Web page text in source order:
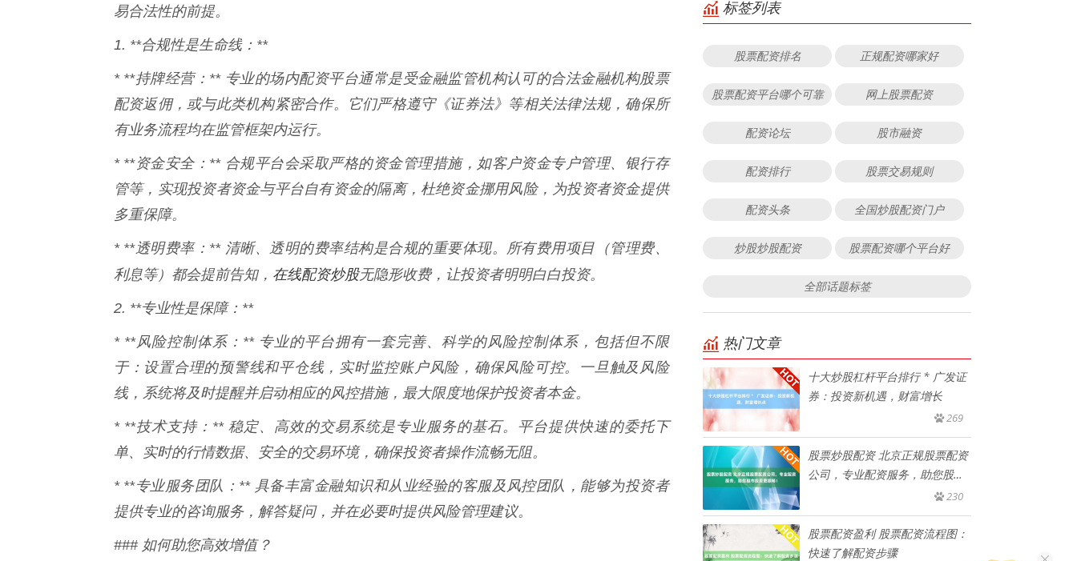
易合法性的前提。
1. **合规性是生命线：**
* **持牌经营：** 专业的场内配资平台通常是受金融监管机构认可的合法金融机构股票
配资返佣，或与此类机构紧密合作。它们严格遵守《证券法》等相关法律法规，确保所
有业务流程均在监管框架内运行。
* **资金安全：** 合规平台会采取严格的资金管理措施，如客户资金专户管理、银行存
管等，实现投资者资金与平台自有资金的隔离，杜绝资金挪用风险，为投资者资金提供
多重保障。
* **透明费率：** 清晰、透明的费率结构是合规的重要体现。所有费用项目（管理费、
利息等）都会提前告知， 在线配资炒股无隐形收费，让投资者明明白白投资。
2. **专业性是保障：**
* **风险控制体系：** 专业的平台拥有一套完善、科学的风险控制体系，包括但不限
于：设置合理的预警线和平仓线，实时监控账户风险，确保风险可控。一旦触及风险
线，系统将及时提醒并启动相应的风控措施，最大限度地保护投资者本金。
* **技术支持：** 稳定、高效的交易系统是专业服务的基石。平台提供快速的委托下
单、实时的行情数据、安全的交易环境，确保投资者操作流畅无阻。
* **专业服务团队：** 具备丰富金融知识和从业经验的客服及风控团队，能够为投资者
提供专业的咨询服务，解答疑问，并在必要时提供风险管理建议。
### 如何助您高效增值？
标签列表
股票配资排名 正规配资哪家好
股票配资平台哪个可靠 网上股票配资
配资论坛 股市融资
配资排行 股票交易规则
配资头条 全国炒股配资门户
炒股炒股配资 股票配资哪个平台好
全部话题标签
热门文章
十大炒股杠杆平台排行 * 广发证
券：投资新机遇，财富增长
269
股票炒股配资 北京正规股票配资
公司，专业配资服务，助您股市
230
股票配资盈利 股票配资流程图：
快速了解配资步骤